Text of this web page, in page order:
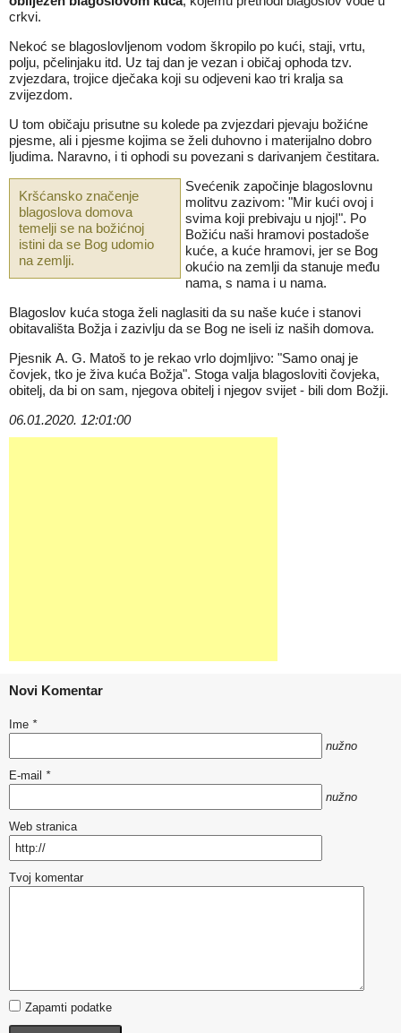
crkvi.
Nekoć se blagoslovljenom vodom škropilo po kući, staji, vrtu,
polju, pčelinjaku itd. Uz taj dan je vezan i običaj ophoda tzv.
zvjezdara, trojice dječaka koji su odjeveni kao tri kralja sa
zvijezdom.
U tom običaju prisutne su kolede pa zvjezdari pjevaju božićne
pjesme, ali i pjesme kojima se želi duhovno i materijalno dobro
ljudima. Naravno, i ti ophodi su povezani s darivanjem čestitara.
Kršćansko značenje
blagoslova domova
temelji se na božićnoj
istini da se Bog udomio
na zemlji.
Svećenik započinje blagoslovnu
molitvu zazivom: "Mir kući ovoj i
svima koji prebivaju u njoj!". Po
Božiću naši hramovi postadoše
kuće, a kuće hramovi, jer se Bog
okućio na zemlji da stanuje među
nama, s nama i u nama.
Blagoslov kuća stoga želi naglasiti da su naše kuće i stanovi
obitavališta Božja i zazivlju da se Bog ne iseli iz naših domova.
Pjesnik A. G. Matoš to je rekao vrlo dojmljivo: "Samo onaj je
čovjek, tko je živa kuća Božja". Stoga valja blagosloviti čovjeka,
obitelj, da bi on sam, njegova obitelj i njegov svijet - bili dom Božji.
06.01.2020. 12:01:00
Novi Komentar
Ime *
nužno
E-mail *
nužno
Web stranica
Tvoj komentar
Zapamti podatke